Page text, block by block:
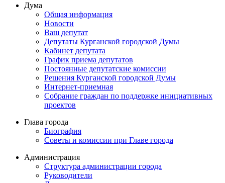
Дума
Общая информация
Новости
Ваш депутат
Депутаты Курганской городской Думы
Кабинет депутата
График приема депутатов
Постоянные депутатские комиссии
Решения Курганской городской Думы
Интернет-приемная
Собрание граждан по поддержке инициативных
проектов
Глава города
Биография
Советы и комиссии при Главе города
Администрация
Структура администрации города
Руководители